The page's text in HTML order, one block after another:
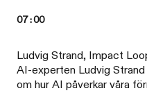
07:00
Ludvig Strand, Impact
AI-experten Ludvig
om hur AI påverkar våra